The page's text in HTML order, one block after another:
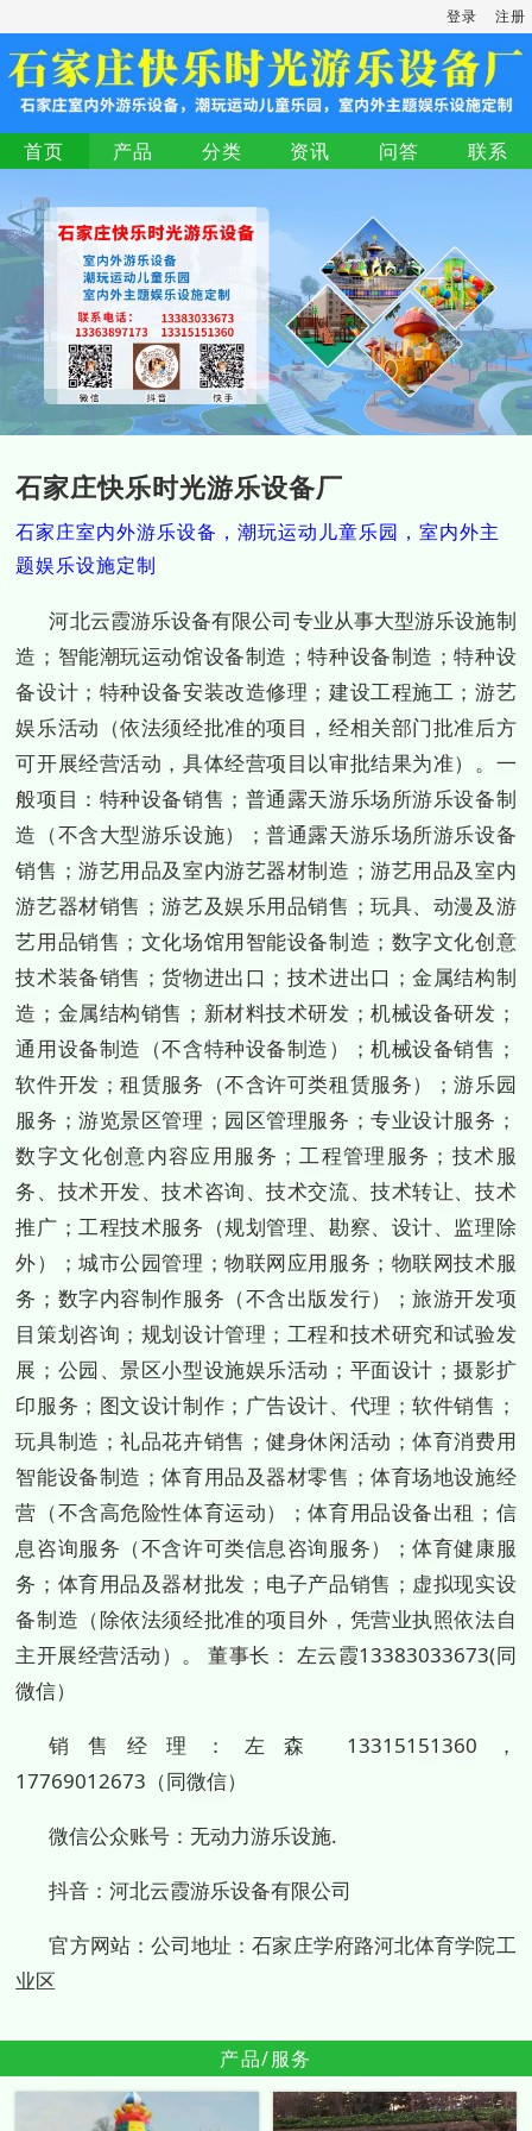
登录 注册
首页 产品 分类 资讯 问答 联系
石家庄快乐时光游乐设备厂
石家庄室内外游乐设备，潮玩运动儿童乐园，室内外主
题娱乐设施定制
河北云霞游乐设备有限公司专业从事大型游乐设施制
造；智能潮玩运动馆设备制造；特种设备制造；特种设
备设计；特种设备安装改造修理；建设工程施工；游艺
娱乐活动（依法须经批准的项目，经相关部门批准后方
可开展经营活动，具体经营项目以审批结果为准）。一
般项目：特种设备销售；普通露天游乐场所游乐设备制
造（不含大型游乐设施）；普通露天游乐场所游乐设备
销售；游艺用品及室内游艺器材制造；游艺用品及室内
游艺器材销售；游艺及娱乐用品销售；玩具、动漫及游
艺用品销售；文化场馆用智能设备制造；数字文化创意
技术装备销售；货物进出口；技术进出口；金属结构制
造；金属结构销售；新材料技术研发；机械设备研发；
通用设备制造（不含特种设备制造）；机械设备销售；
软件开发；租赁服务（不含许可类租赁服务）；游乐园
服务；游览景区管理；园区管理服务；专业设计服务；
数字文化创意内容应用服务；工程管理服务；技术服
务、技术开发、技术咨询、技术交流、技术转让、技术
推广；工程技术服务（规划管理、勘察、设计、监理除
外）；城市公园管理；物联网应用服务；物联网技术服
务；数字内容制作服务（不含出版发行）；旅游开发项
目策划咨询；规划设计管理；工程和技术研究和试验发
展；公园、景区小型设施娱乐活动；平面设计；摄影扩
印服务；图文设计制作；广告设计、代理；软件销售；
玩具制造；礼品花卉销售；健身休闲活动；体育消费用
智能设备制造；体育用品及器材零售；体育场地设施经
营（不含高危险性体育运动）；体育用品设备出租；信
息咨询服务（不含许可类信息咨询服务）；体育健康服
务；体育用品及器材批发；电子产品销售；虚拟现实设
备制造（除依法须经批准的项目外，凭营业执照依法自
主开展经营活动）。 董事长： 左云霞13383033673(同
微信）
销售经理：左森 13315151360，
17769012673（同微信）
微信公众账号：无动力游乐设施.
抖音：河北云霞游乐设备有限公司
官方网站：公司地址：石家庄学府路河北体育学院工
业区
产品/服务